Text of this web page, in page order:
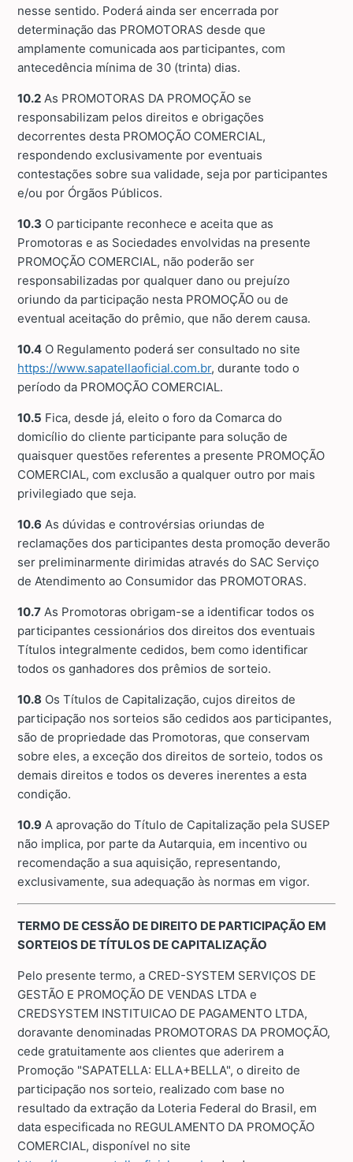
nesse sentido. Poderá ainda ser encerrada por
determinação das PROMOTORAS desde que
amplamente comunicada aos participantes, com
antecedência mínima de 30 (trinta) dias.
10.2 As PROMOTORAS DA PROMOÇÃO se
responsabilizam pelos direitos e obrigações
decorrentes desta PROMOÇÃO COMERCIAL,
respondendo exclusivamente por eventuais
contestações sobre sua validade, seja por participantes
e/ou por Órgãos Públicos.
10.3 O participante reconhece e aceita que as
Promotoras e as Sociedades envolvidas na presente
PROMOÇÃO COMERCIAL, não poderão ser
responsabilizadas por qualquer dano ou prejuízo
oriundo da participação nesta PROMOÇÃO ou de
eventual aceitação do prêmio, que não derem causa.
10.4 O Regulamento poderá ser consultado no site
https://www.sapatellaoficial.com.br, durante todo o
período da PROMOÇÃO COMERCIAL.
10.5 Fica, desde já, eleito o foro da Comarca do
domicílio do cliente participante para solução de
quaisquer questões referentes a presente PROMOÇÃO
COMERCIAL, com exclusão a qualquer outro por mais
privilegiado que seja.
10.6 As dúvidas e controvérsias oriundas de
reclamações dos participantes desta promoção deverão
ser preliminarmente dirimidas através do SAC Serviço
de Atendimento ao Consumidor das PROMOTORAS.
10.7 As Promotoras obrigam-se a identificar todos os
participantes cessionários dos direitos dos eventuais
Títulos integralmente cedidos, bem como identificar
todos os ganhadores dos prêmios de sorteio.
10.8 Os Títulos de Capitalização, cujos direitos de
participação nos sorteios são cedidos aos participantes,
são de propriedade das Promotoras, que conservam
sobre eles, a exceção dos direitos de sorteio, todos os
demais direitos e todos os deveres inerentes a esta
condição.
10.9 A aprovação do Título de Capitalização pela SUSEP
não implica, por parte da Autarquia, em incentivo ou
recomendação a sua aquisição, representando,
exclusivamente, sua adequação às normas em vigor.
TERMO DE CESSÃO DE DIREITO DE PARTICIPAÇÃO EM
SORTEIOS DE TÍTULOS DE CAPITALIZAÇÃO
Pelo presente termo, a CRED-SYSTEM SERVIÇOS DE
GESTÃO E PROMOÇÃO DE VENDAS LTDA e
CREDSYSTEM INSTITUICAO DE PAGAMENTO LTDA,
doravante denominadas PROMOTORAS DA PROMOÇÃO,
cede gratuitamente aos clientes que aderirem a
Promoção "SAPATELLA: ELLA+BELLA", o direito de
participação nos sorteio, realizado com base no
resultado da extração da Loteria Federal do Brasil, em
data especificada no REGULAMENTO DA PROMOÇÃO
COMERCIAL, disponível no site